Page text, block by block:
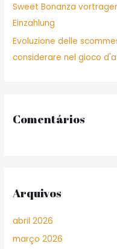
Sweet Bonanza
Einzahlung
Evoluzione delle
considerare nel gioco
Comentários
Arquivos
abril 2026
março 2026